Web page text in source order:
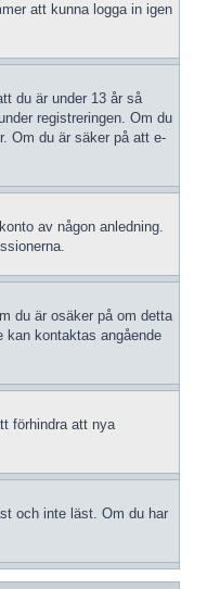
att kunna logga in igen
du är under 13 år så
registreringen. Om du
Om du är säker på att e-
av någon anledning.
du är osäker på om detta
kan kontaktas angående
förhindra att nya
och inte läst. Om du har